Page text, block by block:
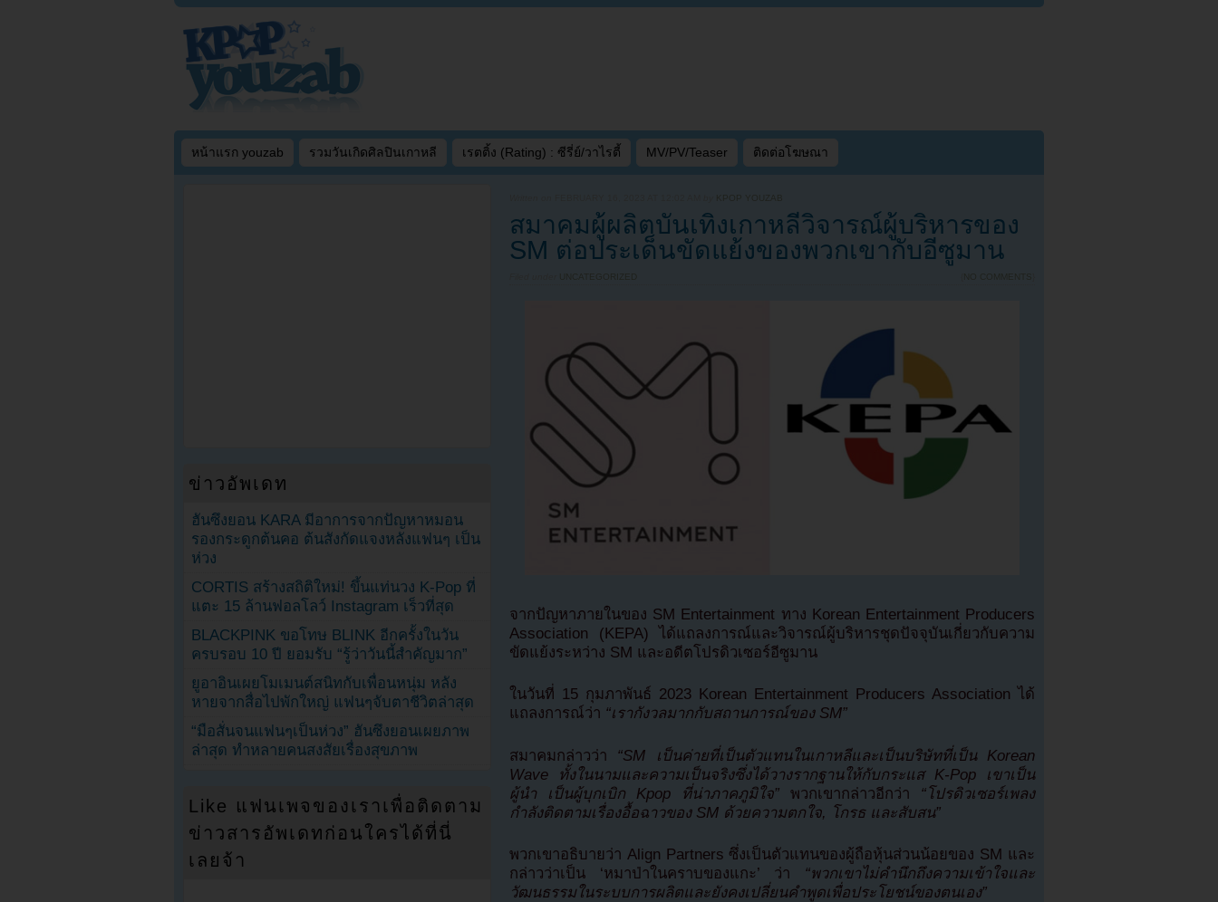
หน้าแรก youzab รวมวันเกิดศิลปินเกาหลี เรตติ้ง (Rating) : ซีรี่ย์/วาไรตี้ MV/PV/Teaser ติดต่อโฆษณา
KPOP YOUZAB
สมาคมผู้ผลิตบันเทิงเกาหลีวิจารณ์ผู้บริหารของ
SM ต่อประเด็นขัดแย้งของพวกเขากับอีซูมาน
UNCATEGORIZED NO COMMENTS
จากปัญหาภายในของ SM Entertainment ทาง Korean Entertainment Producers
Association (KEPA) ได้แถลงการณ์และวิจารณ์ผู้บริหารชุดปัจจุบันเกี่ยวกับความ
ขัดแย้งระหว่าง SM และอดีตโปรดิวเซอร์อีซูมาน
ในวันที่ 15 กุมภาพันธ์ 2023 Korean Entertainment Producers Association ได้
แถลงการณ์ว่า “เรากังวลมากกับสถานการณ์ของ SM”
สมาคมกล่าวว่า “SM เป็นค่ายที่เป็นตัวแทนในเกาหลีและเป็นบริษัทที่เป็น Korean
Wave ทั้งในนามและความเป็นจริงซึ่งได้วางรากฐานให้กับกระแส K-Pop เขาเป็น
ผู้นำ เป็นผู้บุกเบิก Kpop ที่น่าภาคภูมิใจ” พวกเขากล่าวอีกว่า “โปรดิวเซอร์เพลง
กำลังติดตามเรื่องอื้อฉาวของ SM ด้วยความตกใจ, โกรธ และสับสน”
พวกเขาอธิบายว่า Align Partners ซึ่งเป็นตัวแทนของผู้ถือหุ้นส่วนน้อยของ SM และ
กล่าวว่าเป็น ‘หมาป่าในคราบของแกะ’ ว่า “พวกเขาไม่คำนึกถึงความเข้าใจและ
วัฒนธรรมในระบบการผลิตและยังคงเปลี่ยนคำพูดเพื่อประโยชน์ของตนเอง”
ข่าวอัพเดท
ฮันซึงยอน KARA มีอาการจากปัญหาหมอน
รองกระดูกต้นคอ ต้นสังกัดแจงหลังแฟนๆ เป็น
ห่วง
CORTIS สร้างสถิติใหม่! ขึ้นแท่นวง K-Pop ที่
แตะ 15 ล้านฟอลโลว์ Instagram เร็วที่สุด
BLACKPINK ขอโทษ BLINK อีกครั้งในวัน
ครบรอบ 10 ปี ยอมรับ “รู้ว่าวันนี้สำคัญมาก”
ยูอาอินเผยโมเมนต์สนิทกับเพื่อนหนุ่ม หลัง
หายจากสื่อไปพักใหญ่ แฟนๆจับตาชีวิตล่าสุด
“มือสั่นจนแฟนๆเป็นห่วง” ฮันซึงยอนเผยภาพ
ล่าสุด ทำหลายคนสงสัยเรื่องสุขภาพ
Like แฟนเพจของเราเพื่อติดตาม
ข่าวสารอัพเดทก่อนใครได้ที่นี่
เลยจ้า